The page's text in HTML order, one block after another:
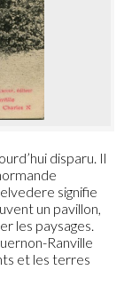
disparu. Il
signifie
un pavillon,
les paysages.
Ranville
et les terres